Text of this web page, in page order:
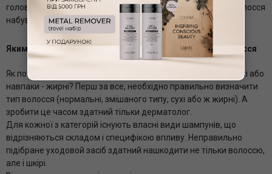
голови. У підсумку, стабілізують регенераційні процеси, волосся
набуває здорового блиску, стають міцнішими.
Яким шампунем мити голову, орієнтуючись на тип волосся
Як потрібно правильно мити голову, якщо волосся дуже сухі або
навпаки - жирні? Перш за все, необхідно правильно визначити
тип волосся (нормальні, змішаного типу, сухі або ж жирні). А
зробити це часом здатний тільки дерматолог.
Для кожної з категорій існують власні види шампунів, що
відрізняються складом і специфікою впливу. Неправильно
підібране уходовой засіб здатний нашкодити не тільки волоссю,
але і шкірі.